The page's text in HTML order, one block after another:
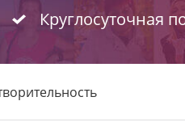
Круглосуточная